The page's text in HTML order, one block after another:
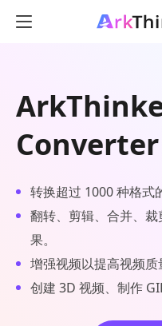
转换超过 1000 种格式
翻转、剪辑、合并、
果。
增强视频以提高视频质
创建 3D 视频、制作